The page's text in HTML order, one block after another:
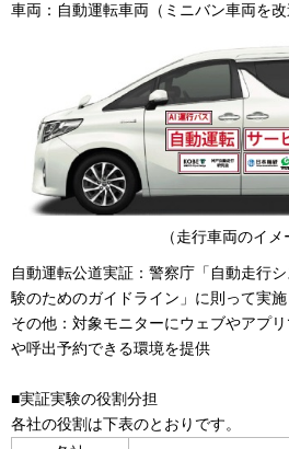
車両：自動運転車両（ミニバン車両を改
（走行車両のイメ
自動運転公道実証：警察庁「自動走行
験のためのガイドライン」に則って実施
その他：対象モニターにウェブやアプ
や呼出予約できる環境を提供
■実証実験の役割分担
各社の役割は下表のとおりです。